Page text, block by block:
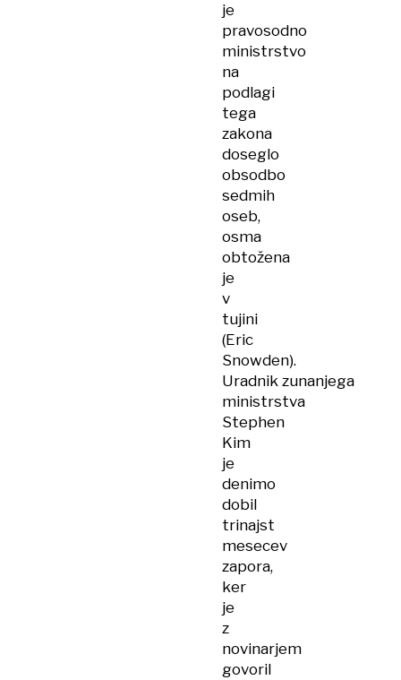
je
pravosodno
ministrstvo
na
podlagi
tega
zakona
doseglo
obsodbo
sedmih
oseb,
osma
obtožena
je
v
tujini
(Eric
Snowden).
Uradnik zunanjega
ministrstva
Stephen
Kim
je
denimo
dobil
trinajst
mesecev
zapora,
ker
je
z
novinarjem
govoril